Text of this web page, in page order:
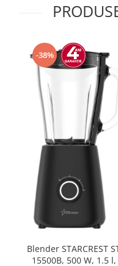
-38%
Blender STARCREST
15500B, 500 W, 1.5